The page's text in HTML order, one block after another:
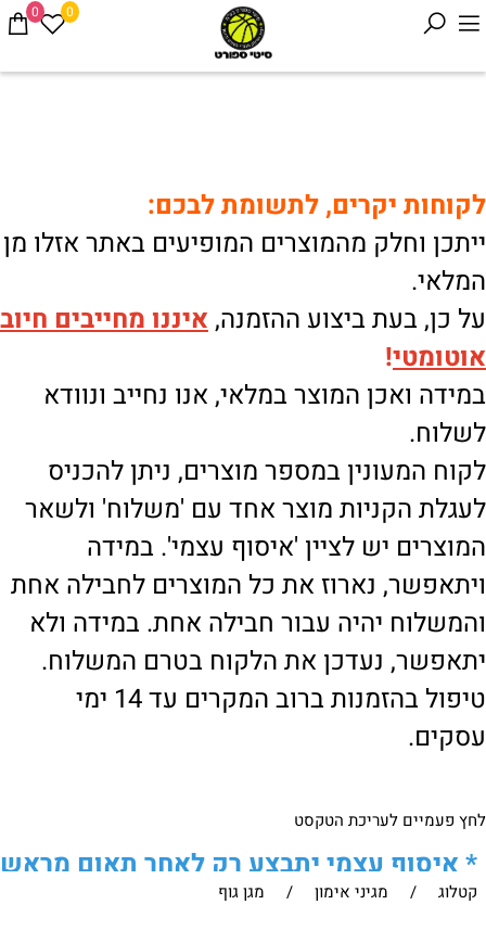
0 0
לקוחות יקרים, לתשומת לבכם:
ייתכן וחלק מהמוצרים המופיעים באתר אזלו מן
המלאי.
על כן, בעת ביצוע ההזמנה, איננו מחייבים חיוב
אוטומטי!
במידה ואכן המוצר במלאי, אנו נחייב ונוודא
לשלוח.
לקוח המעונין במספר מוצרים, ניתן להכניס
לעגלת הקניות מוצר אחד עם 'משלוח' ולשאר
המוצרים יש לציין 'איסוף עצמי'. במידה
ויתאפשר, נארוז את כל המוצרים לחבילה אחת
והמשלוח יהיה עבור חבילה אחת. במידה ולא
יתאפשר, נעדכן את הלקוח בטרם המשלוח.
טיפול בהזמנות ברוב המקרים עד 14 ימי
עסקים.
לחץ פעמיים לעריכת הטקסט
* איסוף עצמי יתבצע רק לאחר תאום מראש
של הלקוח מול נציגנו!
קטלוג / מגיני אימון / מגן גוף